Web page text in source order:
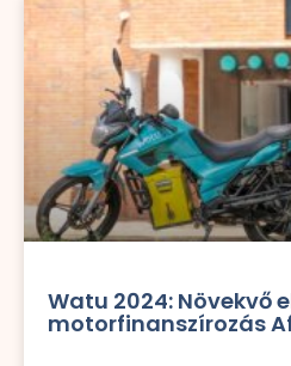
Watu 2024: Növekvő
motorfinanszírozás